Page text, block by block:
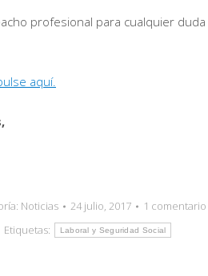
profesional para cualquier
aquí.
Noticias 24 julio, 2017
1 comentario
Etiquetas:
Laboral y Seguridad Social